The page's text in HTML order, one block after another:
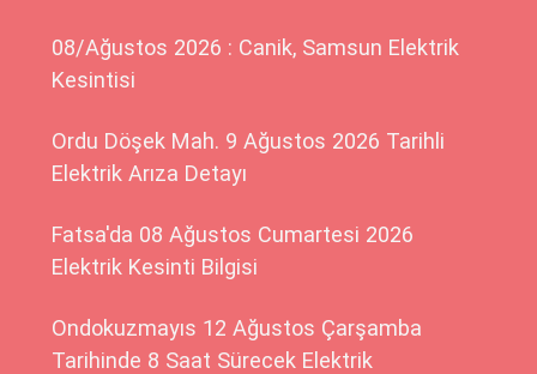
08/Ağustos 2026 : Canik, Samsun Elektrik
Kesintisi
Ordu Döşek Mah. 9 Ağustos 2026 Tarihli
Elektrik Arıza Detayı
Fatsa'da 08 Ağustos Cumartesi 2026
Elektrik Kesinti Bilgisi
Ondokuzmayıs 12 Ağustos Çarşamba
Tarihinde 8 Saat Sürecek Elektrik